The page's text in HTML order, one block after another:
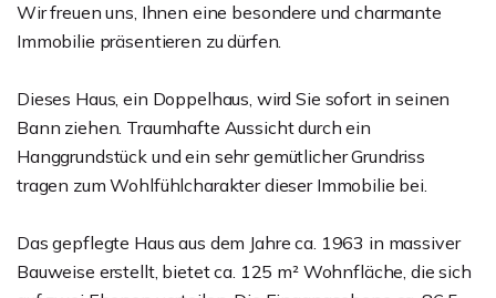
Wir freuen uns, Ihnen eine besondere und charmante
Immobilie präsentieren zu dürfen.
Dieses Haus, ein Doppelhaus, wird Sie sofort in seinen
Bann ziehen. Traumhafte Aussicht durch ein
Hanggrundstück und ein sehr gemütlicher Grundriss
tragen zum Wohlfühlcharakter dieser Immobilie bei.
Das gepflegte Haus aus dem Jahre ca. 1963 in massiver
Bauweise erstellt, bietet ca. 125 m² Wohnfläche, die sich